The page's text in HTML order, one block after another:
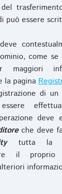
può essere
come se
maggiori
la pagina
di
deve
che deve
tutta la
il proprio